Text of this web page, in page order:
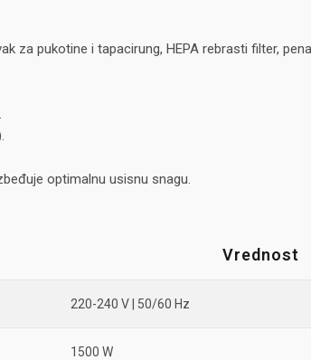
za pukotine i tapacirung, HEPA rebrasti filter,
optimalnu usisnu snagu.
Vrednost
220-240 V | 50/60 Hz
1500 W